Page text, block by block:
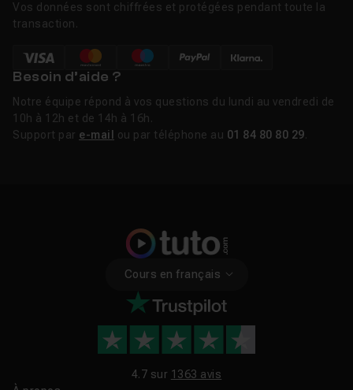
Vos données sont chiffrées et protégées pendant toute la
transaction.
Besoin d’aide ?
Notre équipe répond à vos questions du lundi au vendredi de
10h à 12h et de 14h à 16h.
Support par e-mail ou par téléphone au 01 84 80 80 29
Cours en français
4.7 sur 1363 avis